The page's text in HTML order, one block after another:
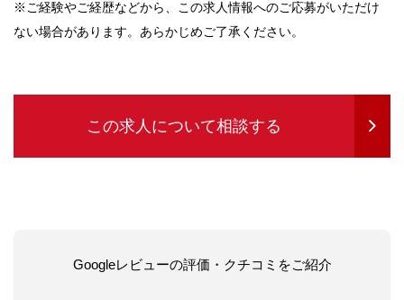
※ご経験やご経歴などから、この求人情報へのご応募がいただけ
ない場合があります。あらかじめご了承ください。
この求人について相談する
Googleレビューの評価・クチコミをご紹介